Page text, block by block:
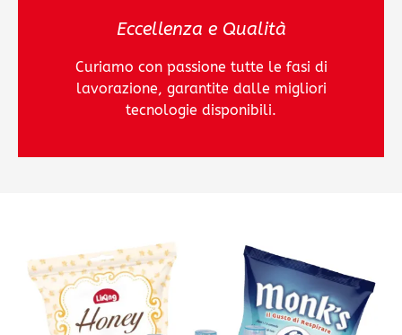
Eccellenza e Qualità
Curiamo con passione tutte le fasi di
lavorazione, garantite dalle migliori
tecnologie disponibili.